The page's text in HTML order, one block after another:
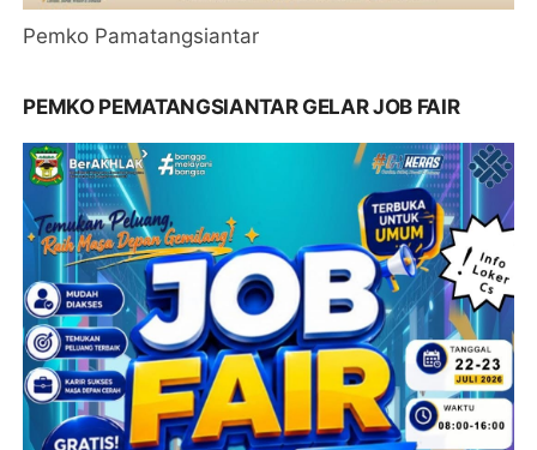
Pemko Pamatangsiantar
PEMKO PEMATANGSIANTAR GELAR JOB FAIR